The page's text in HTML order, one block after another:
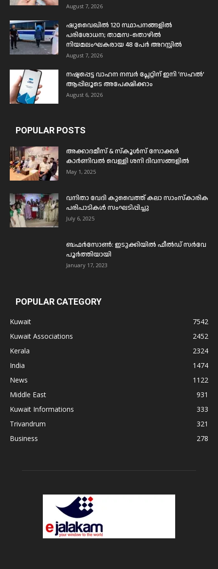
August 7, 2026
ഷുവൈഖിൽ 120 സ്ഥാപനങ്ങളിൽ
പരിശോധന; താമസ-തൊഴിൽ
നിയമലംഘകരായ 48 പേർ അറസ്റ്റിൽ
August 7, 2026
നഷ്ടപ്പെട്ട വാഹന നമ്പർ പ്ലേറ്റിന് ഇനി ‘സഹൽ’
ആപ്പിലൂടെ അപേക്ഷിക്കാം
August 6, 2026
POPULAR POSTS
അക്കാദമീസ് & സ്കൂൾസ് സോക്കർ
കാർണിവൽ വെള്ളി ശനി ദിവസങ്ങളിൽ
May 1, 2025
വനിതാ വേദി കുവൈത്ത് കലാ സാംസ്കാരിക
പരിപാടികൾ സംഘടിപ്പിച്ചു
July 6, 2025
ബഫര്‍സോണ്‍: ഇടുക്കിയില്‍ ഫീല്‍ഡ് സര്‍വേ
പൂര്‍ത്തിയായി
January 17, 2023
POPULAR CATEGORY
Kuwait
7542
Kuwait Associations
2452
Kerala
2324
India
1474
News
1122
Middle East
931
Kuwait Informations
333
Trivandrum
321
Business
278